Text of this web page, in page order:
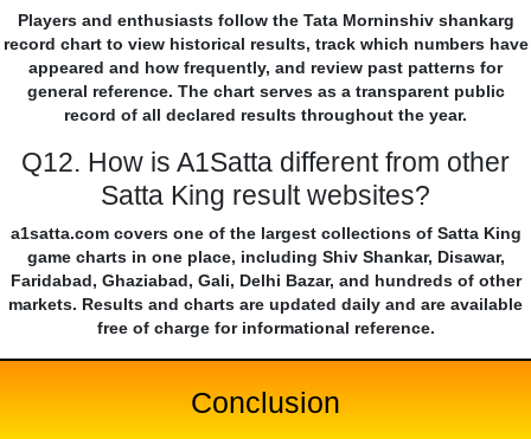
Players and enthusiasts follow the Tata Morninshiv shankarg
record chart to view historical results, track which numbers have
appeared and how frequently, and review past patterns for
general reference. The chart serves as a transparent public
record of all declared results throughout the year.
Q12. How is A1Satta different from other
Satta King result websites?
a1satta.com covers one of the largest collections of Satta King
game charts in one place, including Shiv Shankar, Disawar,
Faridabad, Ghaziabad, Gali, Delhi Bazar, and hundreds of other
markets. Results and charts are updated daily and are available
free of charge for informational reference.
Conclusion